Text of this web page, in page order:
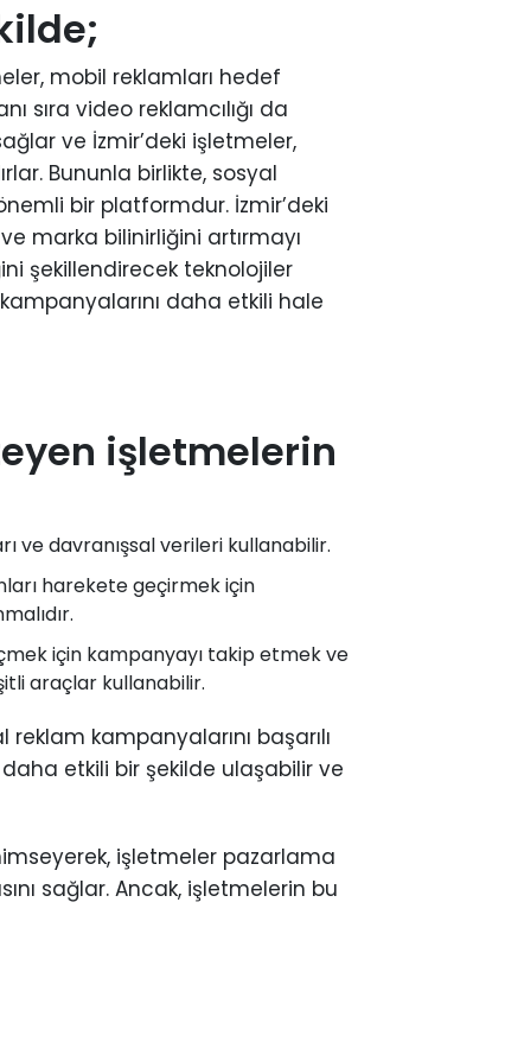
mobil reklamları hedef
sıra video reklamcılığı da
ve İzmir’deki işletmeler,
Bununla birlikte, sosyal
bir platformdur. İzmir’deki
marka bilinirliğini artırmayı
şekillendirecek teknolojiler
daha etkili hale
işletmelerin
ve davranışsal verileri kullanabilir.
harekete geçirmek için
için kampanyayı takip etmek ve
araçlar kullanabilir.
kampanyalarını başarılı
etkili bir şekilde ulaşabilir ve
işletmeler pazarlama
sağlar. Ancak, işletmelerin bu